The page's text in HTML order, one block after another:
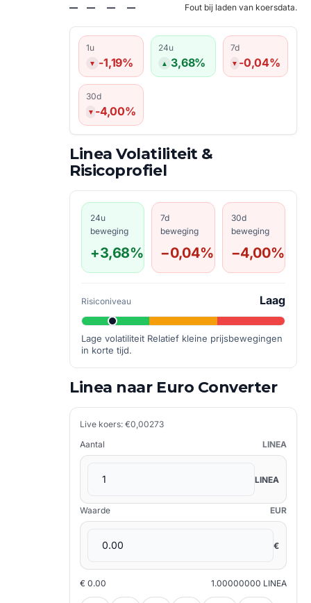
— — — —
Fout bij laden van koersdata.
1u
-1,19%
24u
3,68%
7d
-0,04%
30d
-4,00%
Linea Volatiliteit &
Risicoprofiel
24u
beweging
+3,68%
7d
beweging
−0,04%
30d
beweging
−4,00%
Risiconiveau Laag
Lage volatiliteit Relatief kleine prijsbewegingen
in korte tijd.
Linea naar Euro Converter
Live koers: €0,00273
Aantal
LINEA
LINEA
Waarde EUR
€
€ 0.00 1.00000000 LINEA